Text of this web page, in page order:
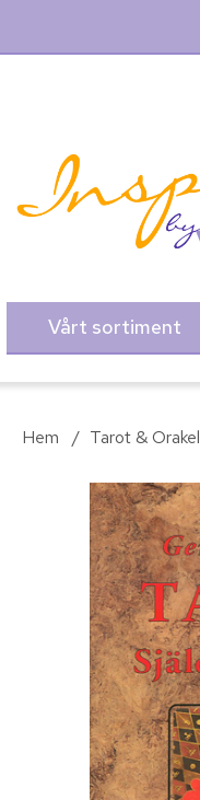
Vårt sortiment
Hem / Tarot & Orakel